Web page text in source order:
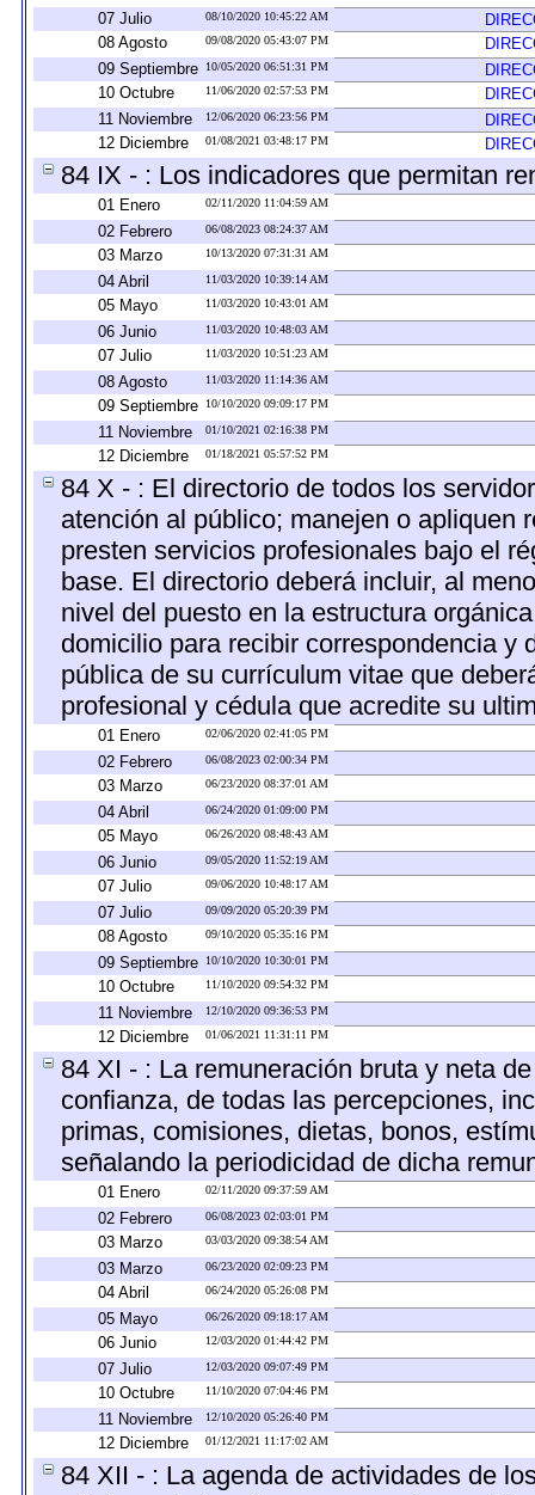
07 Julio
08/10/2020 10:45:22 AM
08 Agosto
09/08/2020 05:43:07 PM
09 Septiembre
10/05/2020 06:51:31 PM
10 Octubre
11/06/2020 02:57:53 PM
11 Noviembre
12/06/2020 06:23:56 PM
12 Diciembre
01/08/2021 03:48:17 PM
84 IX - : Los indicadores que permitan
01 Enero 02/11/2020 11:04:59 AM
02 Febrero 06/08/2023 08:24:37 AM
03 Marzo 10/13/2020 07:31:31 AM
04 Abril 11/03/2020 10:39:14 AM
05 Mayo 11/03/2020 10:43:01 AM
06 Junio 11/03/2020 10:48:03 AM
07 Julio 11/03/2020 10:51:23 AM
08 Agosto 11/03/2020 11:14:36 AM
09 Septiembre 10/10/2020 09:09:17 PM
11 Noviembre 01/10/2021 02:16:38 PM
12 Diciembre 01/18/2021 05:57:52 PM
84 X - : El directorio de todos los
atención al público; manejen o apliquen
presten servicios profesionales bajo el
base. El directorio deberá incluir, al
nivel del puesto en la estructura
domicilio para recibir correspondencia y
pública de su currículum vitae que
profesional y cédula que acredite su
01 Enero 02/06/2020 02:41:05 PM
02 Febrero 06/08/2023 02:00:34 PM
03 Marzo 06/23/2020 08:37:01 AM
04 Abril 06/24/2020 01:09:00 PM
05 Mayo 06/26/2020 08:48:43 AM
06 Junio 09/05/2020 11:52:19 AM
07 Julio 09/06/2020 10:48:17 AM
07 Julio 09/09/2020 05:20:39 PM
08 Agosto 09/10/2020 05:35:16 PM
09 Septiembre 10/10/2020 10:30:01 PM
10 Octubre 11/10/2020 09:54:32 PM
11 Noviembre 12/10/2020 09:36:53 PM
12 Diciembre 01/06/2021 11:31:11 PM
84 XI - : La remuneración bruta y neta
confianza, de todas las percepciones,
primas, comisiones, dietas, bonos,
señalando la periodicidad de dicha
01 Enero 02/11/2020 09:37:59 AM
02 Febrero 06/08/2023 02:03:01 PM
03 Marzo 03/03/2020 09:38:54 AM
03 Marzo 06/23/2020 02:09:23 PM
04 Abril 06/24/2020 05:26:08 PM
05 Mayo 06/26/2020 09:18:17 AM
06 Junio 12/03/2020 01:44:42 PM
07 Julio 12/03/2020 09:07:49 PM
10 Octubre 11/10/2020 07:04:46 PM
11 Noviembre 12/10/2020 05:26:40 PM
12 Diciembre 01/12/2021 11:17:02 AM
84 XII - : La agenda de actividades de